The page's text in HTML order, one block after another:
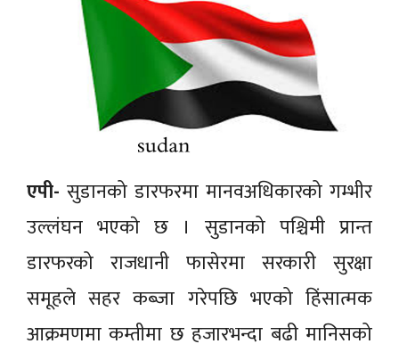
एपी- सुडानको डारफरमा मानवअधिकारको गम्भीर
उल्लंघन भएकाे छ । सुडानको पश्चिमी प्रान्त
डारफरको राजधानी फासेरमा सरकारी सुरक्षा
समूहले सहर कब्जा गरेपछि भएको हिंसात्मक
आक्रमणमा कम्तीमा छ हजारभन्दा बढी मानिसको